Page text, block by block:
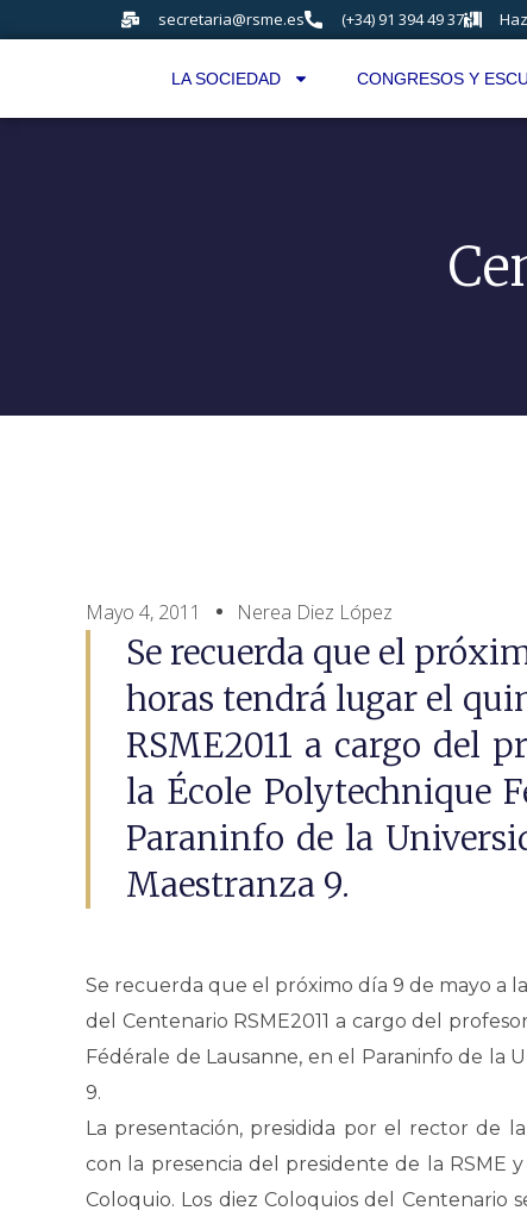
secretaria@rsme.es (+34) 91 394 49 37
LA SOCIEDAD CONGRESOS Y
Mayo 4, 2011 Nerea Diez López
Se recuerda que el
horas tendrá lugar el
RSME2011 a cargo del
la École Polytechnique
Paraninfo de la
Maestranza 9.
Se recuerda que el próximo día 9 de mayo a
del Centenario RSME2011 a cargo del
Fédérale de Lausanne, en el Paraninfo de la
9.
La presentación, presidida por el rector de
con la presencia del presidente de la RSME
Coloquio. Los diez Coloquios del Centenario